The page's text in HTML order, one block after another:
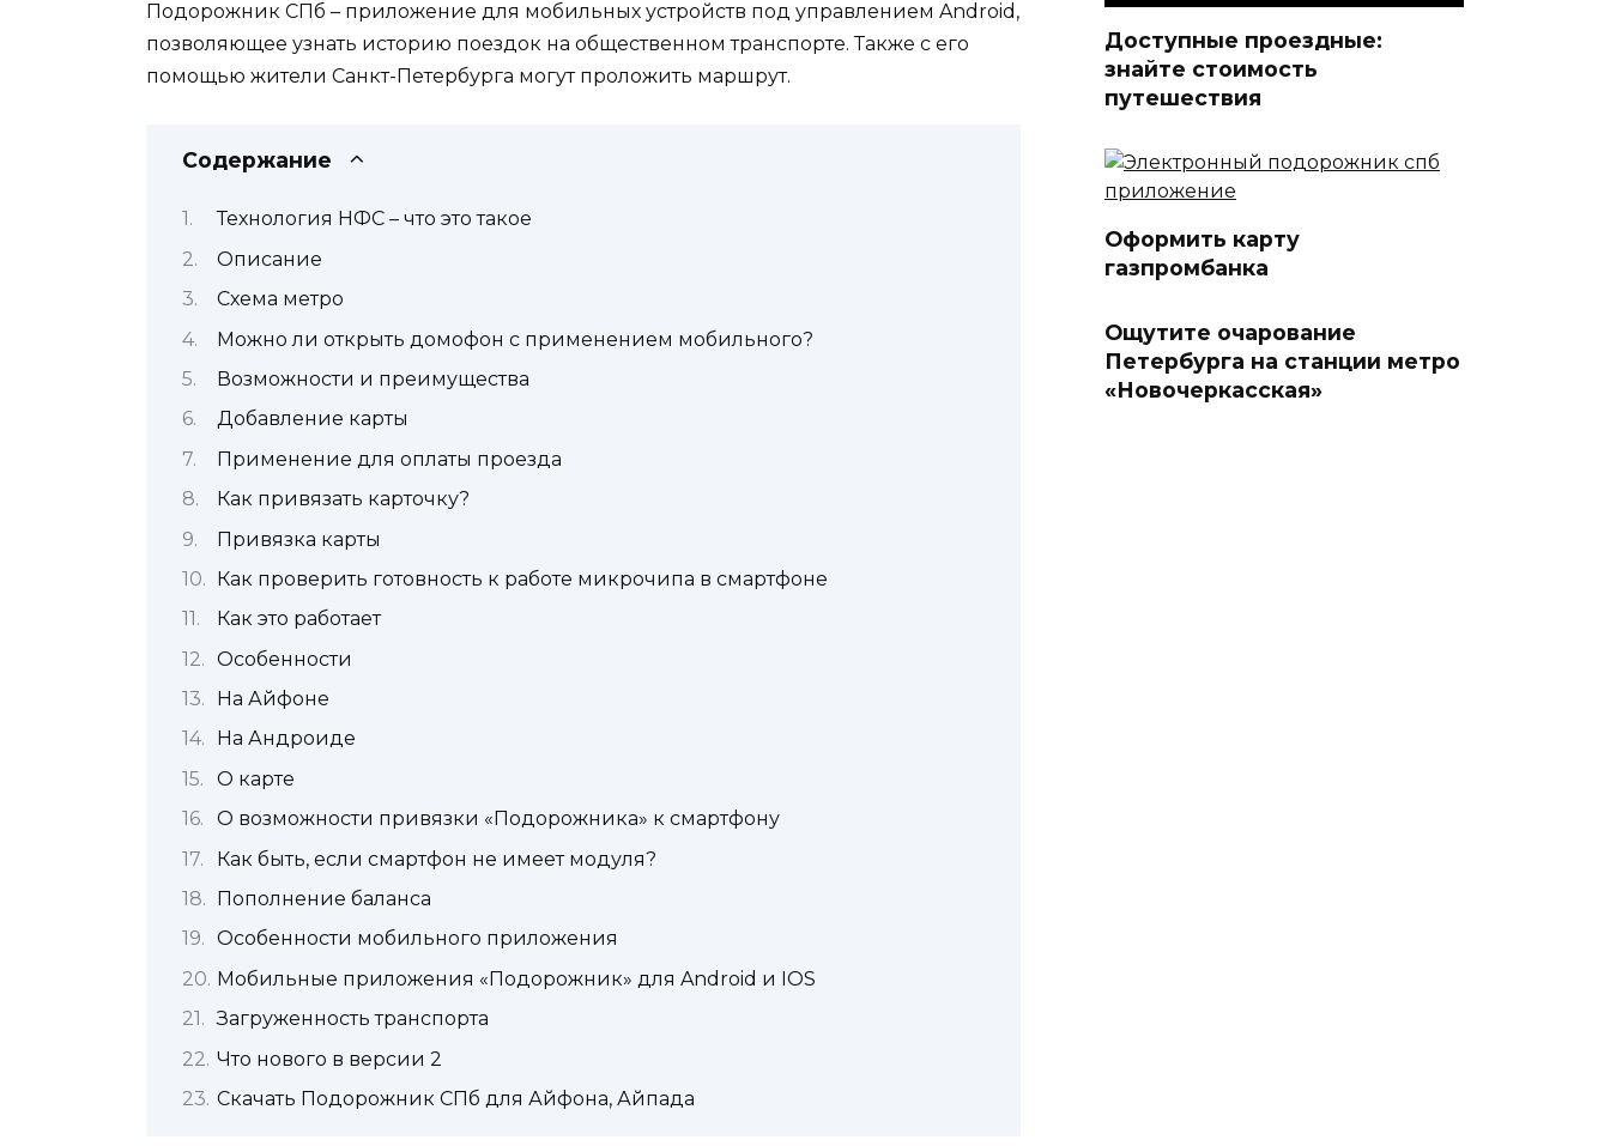
Подорожник СПб – приложение для мобильных устройств под управлением Android,
позволяющее узнать историю поездок на общественном транспорте. Также с его
помощью жители Санкт-Петербурга могут проложить маршрут.
Содержание
Технология НФС – что это такое
Описание
Схема метро
Можно ли открыть домофон с применением мобильного?
Возможности и преимущества
Добавление карты
Применение для оплаты проезда
Как привязать карточку?
Привязка карты
Как проверить готовность к работе микрочипа в смартфоне
Как это работает
Особенности
На Айфоне
На Андроиде
О карте
О возможности привязки «Подорожника» к смартфону
Как быть, если смартфон не имеет модуля?
Пополнение баланса
Особенности мобильного приложения
Мобильные приложения «Подорожник» для Android и IOS
Загруженность транспорта
Что нового в версии 2
Скачать Подорожник СПб для Айфона, Айпада
Доступные проездные:
знайте стоимость
путешествия
Оформить карту
газпромбанка
Ощутите очарование
Петербурга на станции метро
«Новочеркасская»